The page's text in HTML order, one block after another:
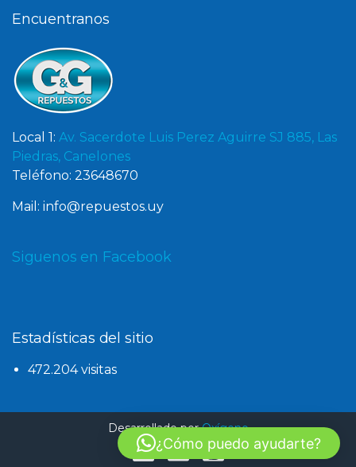
Encuentranos
Local 1: Av. Sacerdote Luis Perez Aguirre SJ 885, Las
Piedras, Canelones
Teléfono: 23648670
Mail: info@repuestos.uy
Siguenos en Facebook
Estadísticas del sitio
472.204 visitas
Desarrollado porOxígeno
¿Cómo puedo ayudarte?